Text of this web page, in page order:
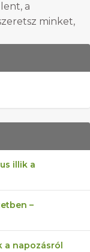
a
minket,
illik a
–
a napozásról